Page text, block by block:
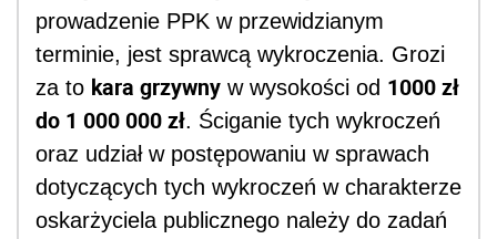
prowadzenie PPK w przewidzianym
terminie, jest sprawcą wykroczenia. Grozi
za to kara grzywny w wysokości od 1000 zł
do 1 000 000 zł. Ściganie tych wykroczeń
oraz udział w postępowaniu w sprawach
dotyczących tych wykroczeń w charakterze
oskarżyciela publicznego należy do zadań